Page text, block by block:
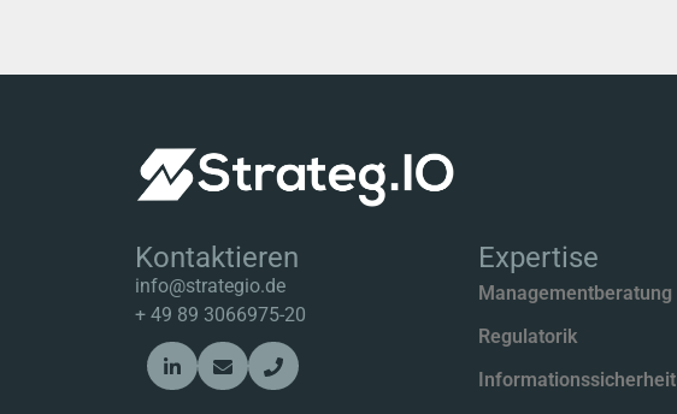
Kontaktieren
info@strategio.de
+ 49 89 3066975-20
Expertise
Managementberatung
Regulatorik
Informationssicherheit